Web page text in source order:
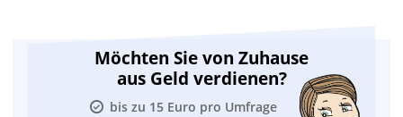
Möchten Sie von Zuhause
aus Geld verdienen?
bis zu 15 Euro pro Umfrage